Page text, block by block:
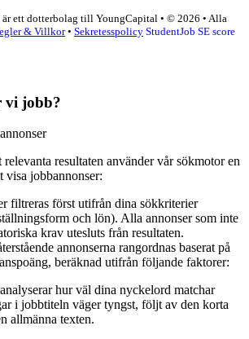
ett dotterbolag till YoungCapital • © 2026 • Alla
& Villkor• Sekretesspolicy StudentJob SE score
vi jobb?
resultaten använder vår sökmotor en
visa jobbannonser:
filtreras först utifrån dina sökkriterier
och lön). Alla annonser som inte
krav utesluts från resultaten.
annonserna rangordnas baserat på
beräknad utifrån följande faktorer:
hur väl dina nyckelord matchar
i jobbtiteln väger tyngst, följt av den korta
allmänna texten.